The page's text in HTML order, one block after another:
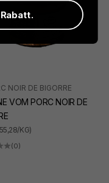
Warenkorb
NOIR DE BIGORRE
VOM PORC NOIR DE
KG)
(0)